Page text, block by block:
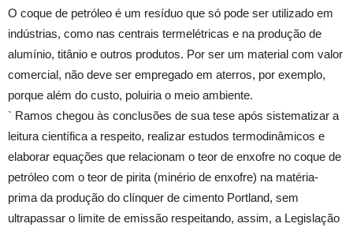
O coque de petróleo é um resíduo que só pode ser utilizado em
indústrias, como nas centrais termelétricas e na produção de
alumínio, titânio e outros produtos. Por ser um material com valor
comercial, não deve ser empregado em aterros, por exemplo,
porque além do custo, poluiria o meio ambiente.
` Ramos chegou às conclusões de sua tese após sistematizar a
leitura científica a respeito, realizar estudos termodinâmicos e
elaborar equações que relacionam o teor de enxofre no coque de
petróleo com o teor de pirita (minério de enxofre) na matéria-
prima da produção do clínquer de cimento Portland, sem
ultrapassar o limite de emissão respeitando, assim, a Legislação